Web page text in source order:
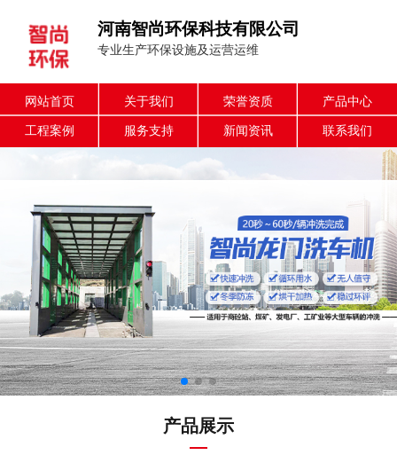
河南智尚环保科技有限公司
专业生产环保设施及运营运维
网站首页 关于我们 荣誉资质 产品中心
工程案例 服务支持 新闻资讯 联系我们
产品展示